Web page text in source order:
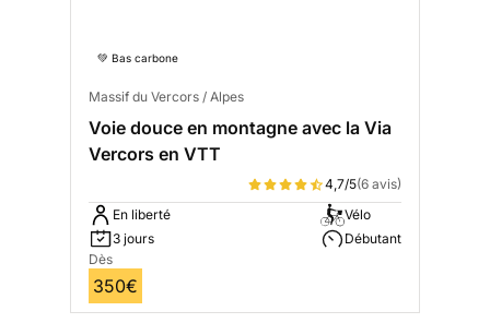
💚 Bas carbone
Massif du Vercors / Alpes
Voie douce en montagne avec la Via
Vercors en VTT
4,7/5(6 avis)
En liberté
3 jours
Vélo
Débutant
Dès
350€